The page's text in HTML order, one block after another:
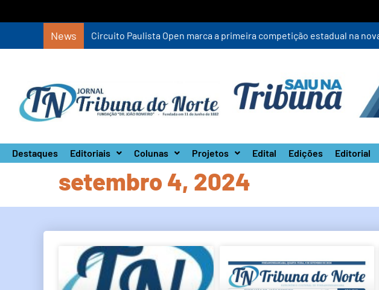
News Circuito Paulista Open marca a primeira competição estadual na
Destaques Editoriais Colunas Projetos Edital Edições Editorial
setembro 4, 2024